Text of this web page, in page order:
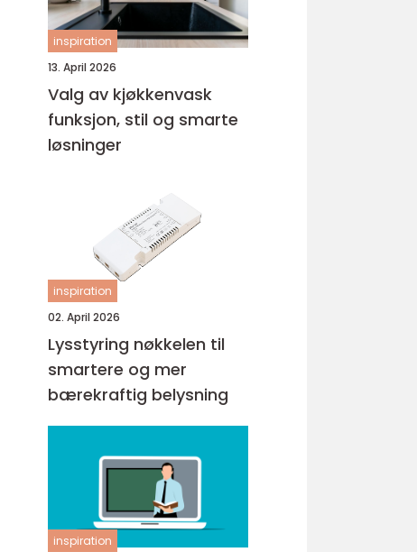
inspiration
13. April 2026
Valg av kjøkkenvask
funksjon, stil og smarte
løsninger
inspiration
02. April 2026
Lysstyring nøkkelen til
smartere og mer
bærekraftig belysning
inspiration